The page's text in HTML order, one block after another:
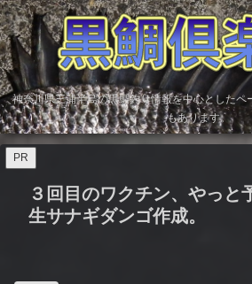
神奈川県三浦半島の黒鯛釣り情報を中心としたペ
もあります。
PR
３回目のワクチン、やっと
生サナギダンゴ作成。